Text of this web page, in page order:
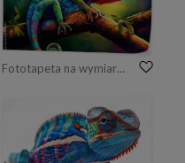
Fototapeta na wymiar Colorful chameleon panther perched on a branch. Generative AI